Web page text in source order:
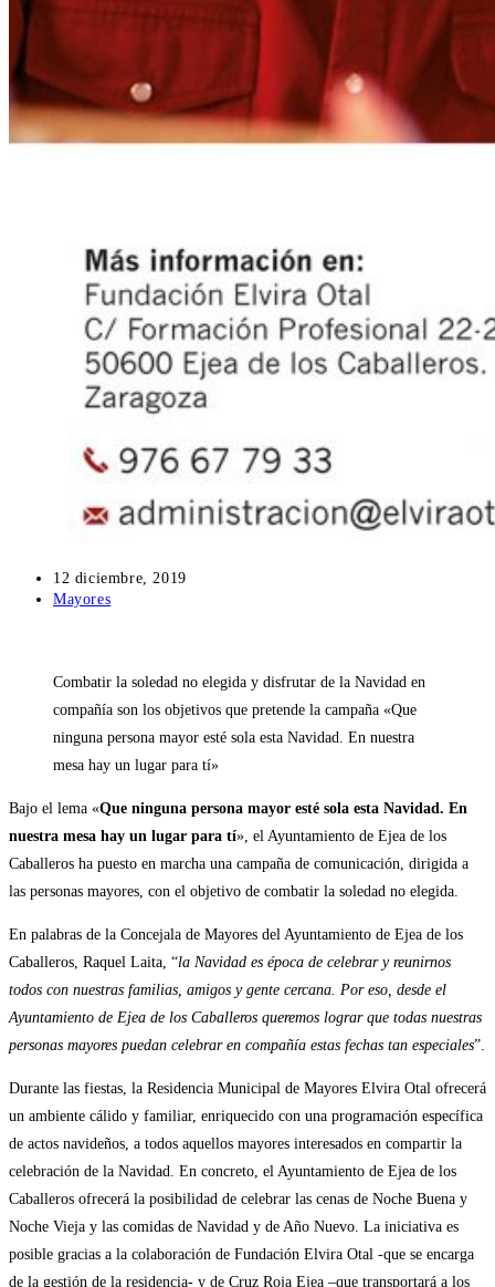
Publicación
de
12 diciembre, 2019
Categoría
Mayores
Combatir la soledad no elegida y disfrutar de la Navidad en
compañía son los objetivos que pretende la campaña «Que
ninguna persona mayor esté sola esta Navidad. En nuestra
mesa hay un lugar para tí»
Bajo el lema «Que ninguna persona mayor esté sola esta Navidad. En
nuestra mesa hay un lugar para tí», el Ayuntamiento de Ejea de los
Caballeros ha puesto en marcha una campaña de comunicación, dirigida a
las personas mayores, con el objetivo de combatir la soledad no elegida.
En palabras de la Concejala de Mayores del Ayuntamiento de Ejea de los
Caballeros, Raquel Laita, “la Navidad es época de celebrar y reunirnos
todos con nuestras familias, amigos y gente cercana. Por eso, desde el
Ayuntamiento de Ejea de los Caballeros queremos lograr que todas nuestras
personas mayores puedan celebrar en compañía estas fechas tan especiales”.
Durante las fiestas, la Residencia Municipal de Mayores Elvira Otal ofrecerá
un ambiente cálido y familiar, enriquecido con una programación específica
de actos navideños, a todos aquellos mayores interesados en compartir la
celebración de la Navidad. En concreto, el Ayuntamiento de Ejea de los
Caballeros ofrecerá la posibilidad de celebrar las cenas de Noche Buena y
Noche Vieja y las comidas de Navidad y de Año Nuevo. La iniciativa es
posible gracias a la colaboración de Fundación Elvira Otal -que se encarga
de la gestión de la residencia- y de Cruz Roja Ejea –que transportará a los